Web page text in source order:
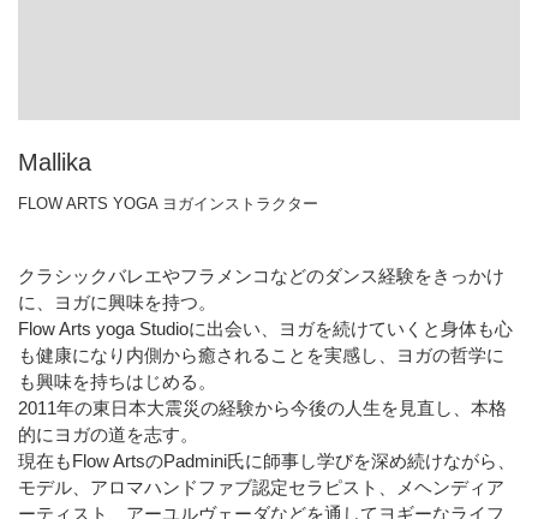
Mallika
FLOW ARTS YOGA ヨガインストラクター
クラシックバレエやフラメンコなどのダンス経験をきっかけ
に、ヨガに興味を持つ。
Flow Arts yoga Studioに出会い、ヨガを続けていくと身体も心
も健康になり内側から癒されることを実感し、ヨガの哲学に
も興味を持ちはじめる。
2011年の東日本大震災の経験から今後の人生を見直し、本格
的にヨガの道を志す。
現在もFlow ArtsのPadmini氏に師事し学びを深め続けながら、
モデル、アロマハンドファブ認定セラピスト、メヘンディア
ーティスト、アーユルヴェーダなどを通してヨギーなライフ